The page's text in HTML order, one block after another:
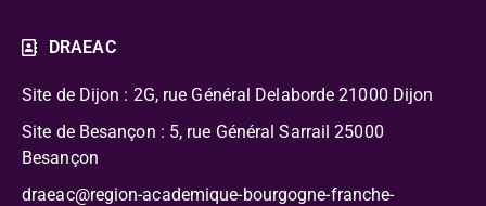
DRAEAC
Site de Dijon : 2G, rue Général Delaborde 21000 Dijon
Site de Besançon : 5, rue Général Sarrail 25000
Besançon
draeac@region-academique-bourgogne-franche-